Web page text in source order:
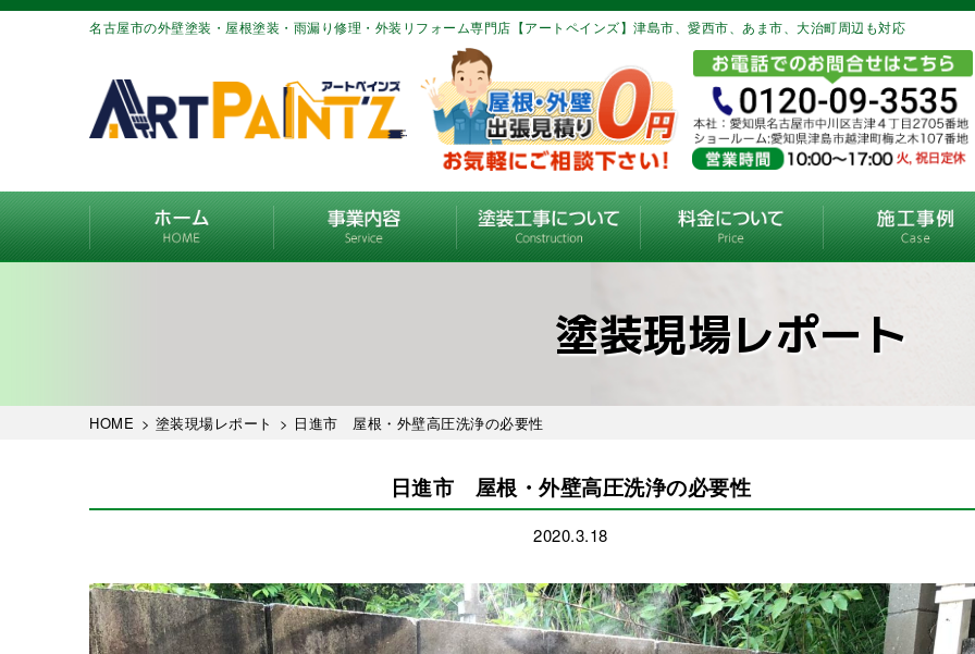
名古屋市の外壁塗装・屋根塗装・雨漏り修理・外装リフォーム専門店【アートペインズ】津島市、愛西市、あま市、大治町周辺も対応
塗装現場レポート
HOME > 塗装現場レポート > 日進市 屋根・外壁高圧洗浄の必要性
日進市 屋根・外壁高圧洗浄の必要性
2020.3.18